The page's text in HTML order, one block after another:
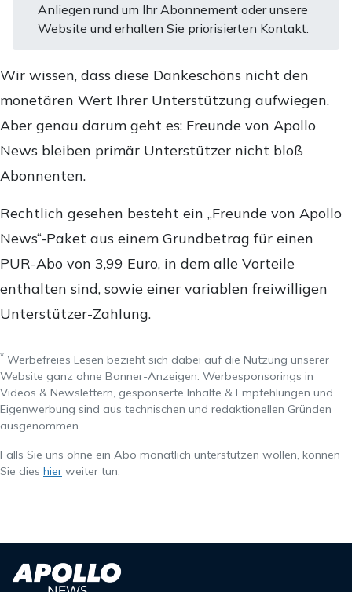
Anliegen rund um Ihr Abonnement oder unsere
Website und erhalten Sie priorisierten Kontakt.
Wir wissen, dass diese Dankeschöns nicht den
monetären Wert Ihrer Unterstützung aufwiegen.
Aber genau darum geht es: Freunde von Apollo
News bleiben primär Unterstützer nicht bloß
Abonnenten.
Rechtlich gesehen besteht ein „Freunde von Apollo
News“-Paket aus einem Grundbetrag für einen
PUR-Abo von 3,99 Euro, in dem alle Vorteile
enthalten sind, sowie einer variablen freiwilligen
Unterstützer-Zahlung.
* Werbefreies Lesen bezieht sich dabei auf die Nutzung unserer
Website ganz ohne Banner-Anzeigen. Werbesponsorings in
Videos & Newslettern, gesponserte Inhalte & Empfehlungen und
Eigenwerbung sind aus technischen und redaktionellen Gründen
ausgenommen.
Falls Sie uns ohne ein Abo monatlich unterstützen wollen, können
Sie dies hier weiter tun.